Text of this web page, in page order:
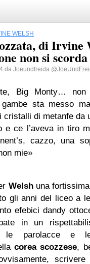
WELSH
di Irvine
non si
da Joeundfreida
Big Monty…
sta messo
cristalli di metanfe da
e ce l’aveva in tiro
cazzo, una
mie»
Welshuna
gli anni del liceo a
efebici dandy
in un
le parolacce e le
corea scozzese,